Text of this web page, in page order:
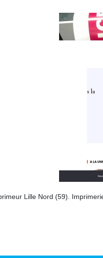
Lille Nord (59).